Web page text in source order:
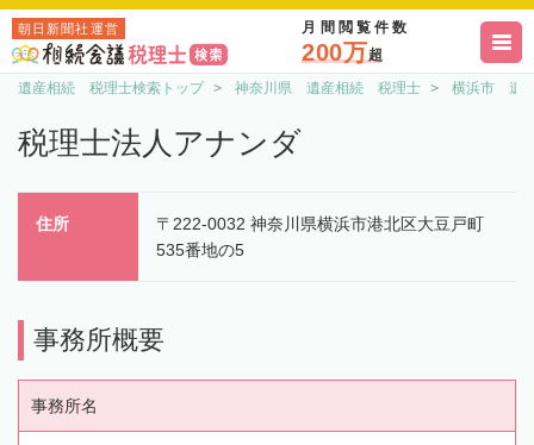
朝日新聞社運営 月間閲覧件数
200万超
遺産相続 税理士検索トップ 神奈川県 遺産相続 税理士 横浜市 遺
税理士法人アナンダ
住所
〒222-0032 神奈川県横浜市港北区大豆戸町
535番地の5
事務所概要
事務所名